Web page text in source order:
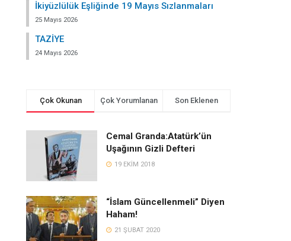
İkiyüzlülük Eşliğinde 19 Mayıs Sızlanmaları
25 Mayıs 2026
TAZİYE
24 Mayıs 2026
Çok Okunan Çok Yorumlanan Son Eklenen
Cemal Granda:Atatürk’ün
Uşağının Gizli Defteri
19 EKIM 2018
“İslam Güncellenmeli” Diyen
Haham!
21 ŞUBAT 2020